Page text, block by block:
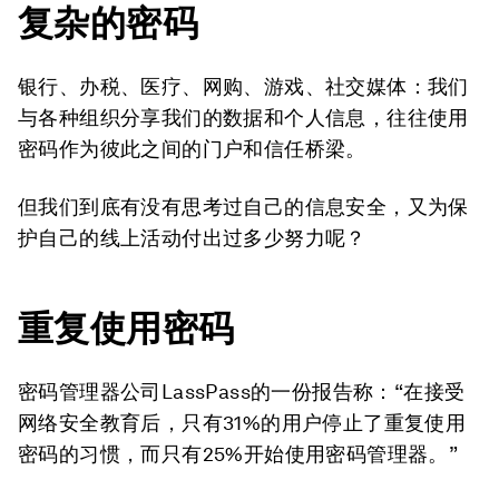
复杂的密码
银行、办税、医疗、网购、游戏、社交媒体：我们
与各种组织分享我们的数据和个人信息，往往使用
密码作为彼此之间的门户和信任桥梁。
但我们到底有没有思考过自己的信息安全，又为保
护自己的线上活动付出过多少努力呢？
重复使用密码
密码管理器公司LassPass的一份报告称：“在接受
网络安全教育后，只有31%的用户停止了重复使用
密码的习惯，而只有25%开始使用密码管理器。”